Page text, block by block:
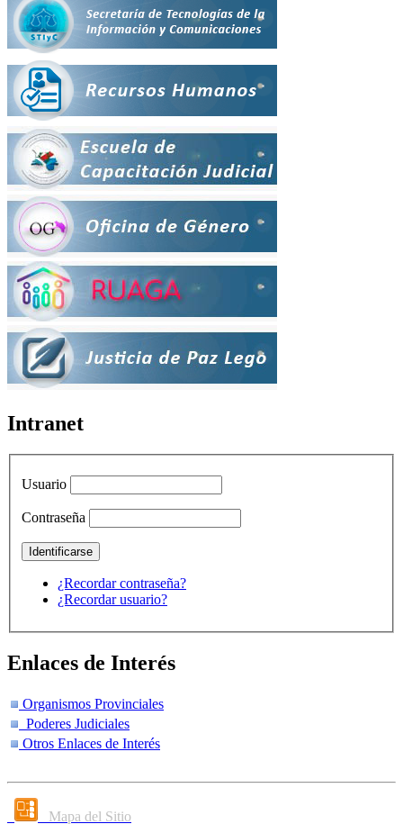
Intranet
Usuario
Contraseña
¿Recordar contraseña?
¿Recordar usuario?
Enlaces de Interés
Organismos Provinciales
Poderes Judiciales
Otros Enlaces de Interés
Mapa del Sitio